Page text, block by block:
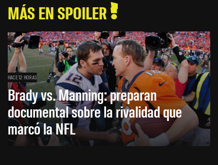
MÁS EN SPOILER
HACE 12 HORAS
Brady vs. Manning: preparan
documental sobre la rivalidad que
marcó la NFL